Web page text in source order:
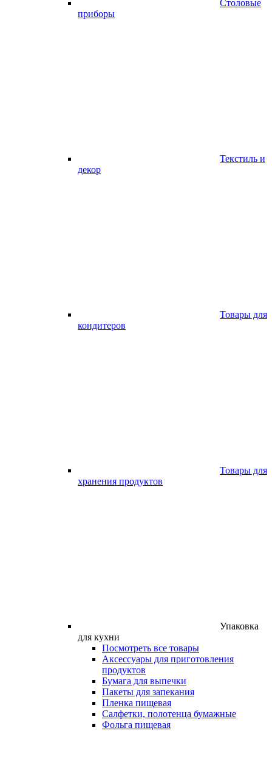
Столовые
приборы
Текстиль и
декор
Товары для
кондитеров
Товары для
хранения продуктов
Упаковка
для кухни
Посмотреть все товары
Аксессуары для приготовления
продуктов
Бумага для выпечки
Пакеты для запекания
Пленка пищевая
Салфетки, полотенца бумажные
Фольга пищевая